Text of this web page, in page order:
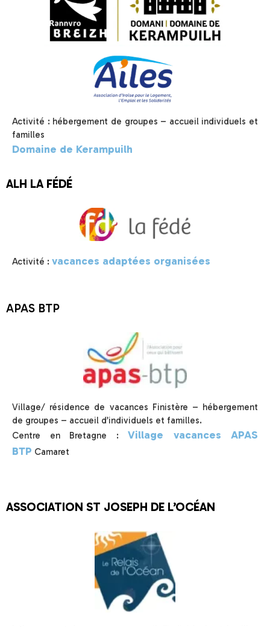
Activité : hébergement de groupes – accueil individuels et
familles
Domaine de Kerampuilh
ALH LA FÉDÉ
Activité : vacances adaptées organisées
APAS BTP
Village/ résidence de vacances Finistère – hébergement
de groupes – accueil d’individuels et familles.
Centre en Bretagne : Village vacances APAS
BTP Camaret
ASSOCIATION ST JOSEPH DE L’OCÉAN